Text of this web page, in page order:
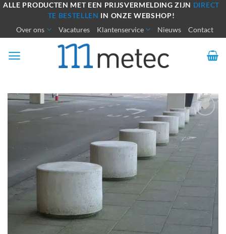
Ga
inhoud
ALLE PRODUCTEN MET EEN PRIJSVERMELDING ZIJN DIRECT
TE BESTELLEN IN ONZE WEBSHOP!
Over ons Vacatures Klantenservice Nieuws Contact